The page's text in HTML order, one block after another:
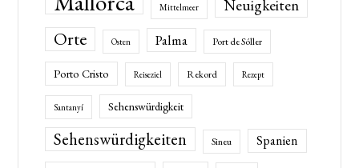
Mittelmeer Neuigkeiten
Orte Osten Palma Port de Sóller
Porto Cristo Reiseziel Rekord Rezept
Santanyí Sehenswürdigkeit
Sehenswürdigkeiten Sineu Spanien